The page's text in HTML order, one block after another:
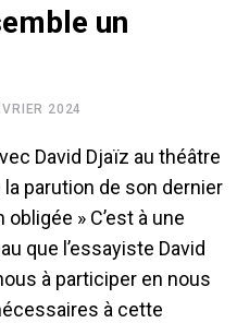
un
2024
David Djaïz au théâtre
la parution de son dernier
» C’est à une
que l’essayiste David
à participer en nous
à cette